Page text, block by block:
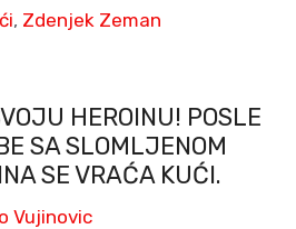
, Zdenjek Zeman
HEROINU! POSLE
SA SLOMLJENOM
SE VRAĆA KUĆI.
Vujinovic